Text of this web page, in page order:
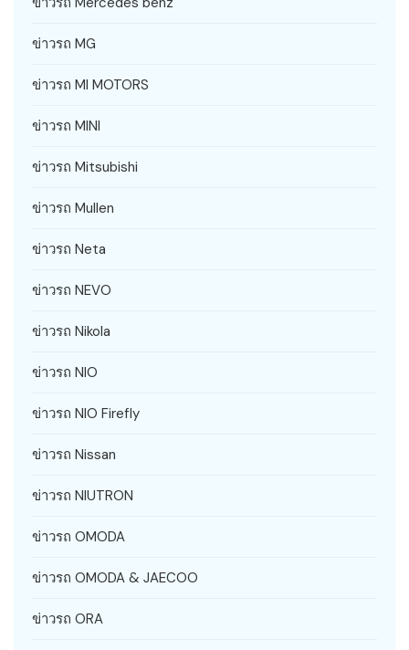
ข่าวรถ MG
ข่าวรถ MI MOTORS
ข่าวรถ MINI
ข่าวรถ Mitsubishi
ข่าวรถ Mullen
ข่าวรถ Neta
ข่าวรถ NEVO
ข่าวรถ Nikola
ข่าวรถ NIO
ข่าวรถ NIO Firefly
ข่าวรถ Nissan
ข่าวรถ NIUTRON
ข่าวรถ OMODA
ข่าวรถ OMODA & JAECOO
ข่าวรถ ORA